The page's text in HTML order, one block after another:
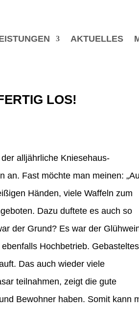
AKTUELLES
LOS!
alljährliche Kniesehaus-
an. Fast möchte man meinen:
Händen, viele Waffeln zum
Dazu duftete es auch so
der Grund? Es war der
Hochbetrieb. Gebasteltes
Das auch wieder viele
teilnahmen, zeigt die gute
Bewohner haben. Somit kann